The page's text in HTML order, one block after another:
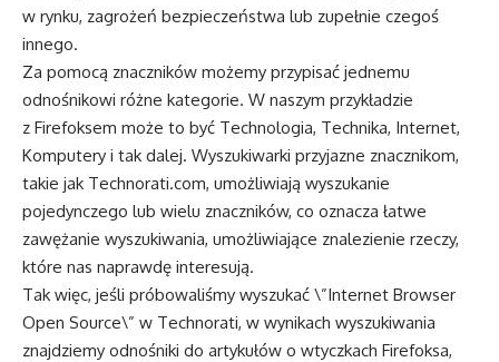
w rynku, zagrożeń bezpieczeństwa lub zupełnie czegoś
innego.
Za pomocą znaczników możemy przypisać jednemu
odnośnikowi różne kategorie. W naszym przykładzie
z Firefoksem może to być Technologia, Technika, Internet,
Komputery i tak dalej. Wyszukiwarki przyjazne znacznikom,
takie jak Technorati.com, umożliwiają wyszukanie
pojedynczego lub wielu znaczników, co oznacza łatwe
zawężanie wyszukiwania, umożliwiające znalezienie rzeczy,
które nas naprawdę interesują.
Tak więc, jeśli próbowaliśmy wyszukać \”Internet Browser
Open Source\” w Technorati, w wynikach wyszukiwania
znajdziemy odnośniki do artykułów o wtyczkach Firefoksa,